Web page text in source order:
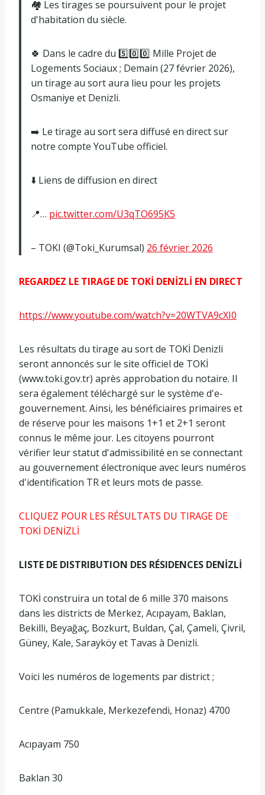
🏘️ Les tirages se poursuivent pour le projet
d'habitation du siècle.
🍀 Dans le cadre du 5️⃣0️⃣0️⃣ Mille Projet de
Logements Sociaux ; Demain (27 février 2026),
un tirage au sort aura lieu pour les projets
Osmaniye et Denizli.
➡️ Le tirage au sort sera diffusé en direct sur
notre compte YouTube officiel.
⬇️ Liens de diffusion en direct
📍… pic.twitter.com/U3qTO695K5
– TOKI (@Toki_Kurumsal) 26 février 2026
REGARDEZ LE TIRAGE DE TOKİ DENİZLİ EN DIRECT
https://www.youtube.com/watch?v=20WTVA9cXI0
Les résultats du tirage au sort de TOKİ Denizli
seront annoncés sur le site officiel de TOKİ
(www.toki.gov.tr) après approbation du notaire. Il
sera également téléchargé sur le système d'e-
gouvernement. Ainsi, les bénéficiaires primaires et
de réserve pour les maisons 1+1 et 2+1 seront
connus le même jour. Les citoyens pourront
vérifier leur statut d'admissibilité en se connectant
au gouvernement électronique avec leurs numéros
d'identification TR et leurs mots de passe.
CLIQUEZ POUR LES RÉSULTATS DU TIRAGE DE
TOKİ DENİZLİ
LISTE DE DISTRIBUTION DES RÉSIDENCES DENİZLİ
TOKİ construira un total de 6 mille 370 maisons
dans les districts de Merkez, Acıpayam, Baklan,
Bekilli, Beyağaç, Bozkurt, Buldan, Çal, Çameli, Çivril,
Güney, Kale, Sarayköy et Tavas à Denizli.
Voici les numéros de logements par district ;
Centre (Pamukkale, Merkezefendi, Honaz) 4700
Acıpayam 750
Baklan 30